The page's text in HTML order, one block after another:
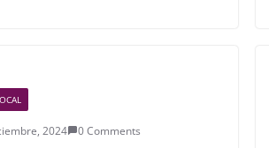
2024 0 Comments